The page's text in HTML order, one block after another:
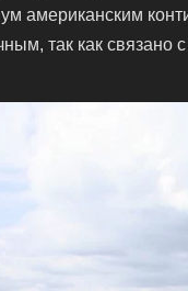
американским
так как